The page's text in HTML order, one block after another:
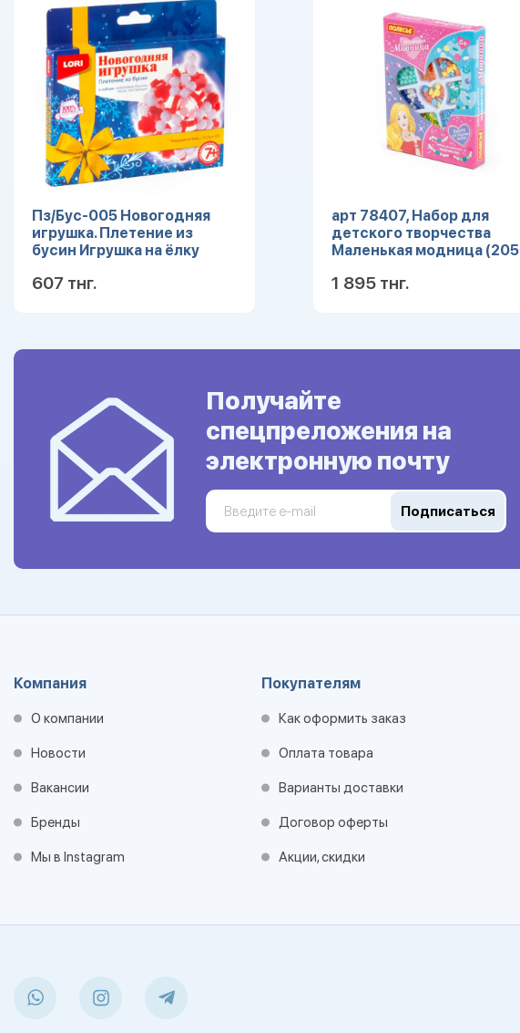
Пз/Бус-005 Новогодняя
игрушка. Плетение из
бусин Игрушка на ёлку
607 тнг.
арт 78407, Набор для
детского творчества
Маленькая модница (205
1 895 тнг.
Получайте
спецпреложения на
электронную почту
Подписаться
Компания
О компании
Новости
Вакансии
Бренды
Мы в Instagram
Покупателям
Как оформить заказ
Оплата товара
Варианты доставки
Договор оферты
Акции, скидки